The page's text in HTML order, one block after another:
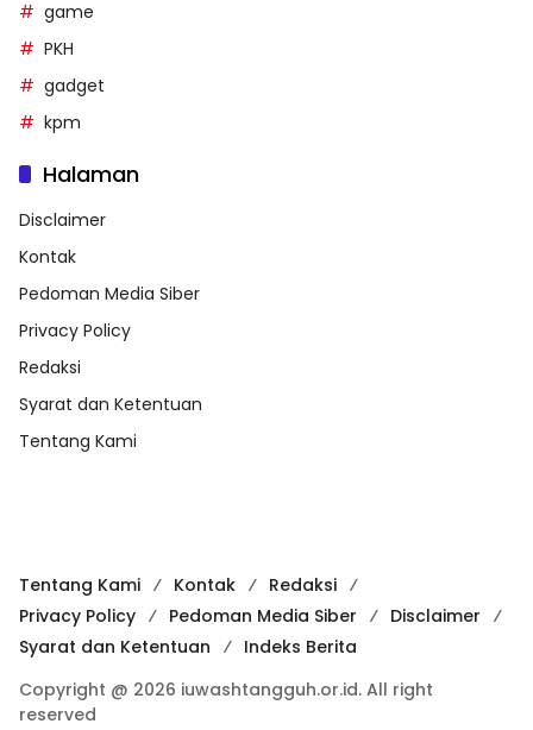
game
PKH
gadget
kpm
Halaman
Disclaimer
Kontak
Pedoman Media Siber
Privacy Policy
Redaksi
Syarat dan Ketentuan
Tentang Kami
Tentang Kami Kontak
Redaksi
Privacy Policy
Pedoman Media Siber
Disclaimer
Syarat dan Ketentuan
Indeks Berita
Copyright @ 2026 iuwashtangguh.or.id. All right
reserved